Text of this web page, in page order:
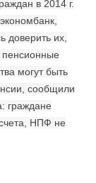
в 2014 г.
доверить их,
пенсионные
могут быть
сообщили
граждане
НПФ не